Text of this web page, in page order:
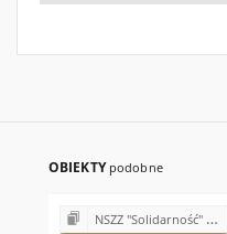
OBIEKTY podobne
NSZZ "Solidarność" w Zespole Opieki Zdrowotnej w Kazimierzy Wielkiej